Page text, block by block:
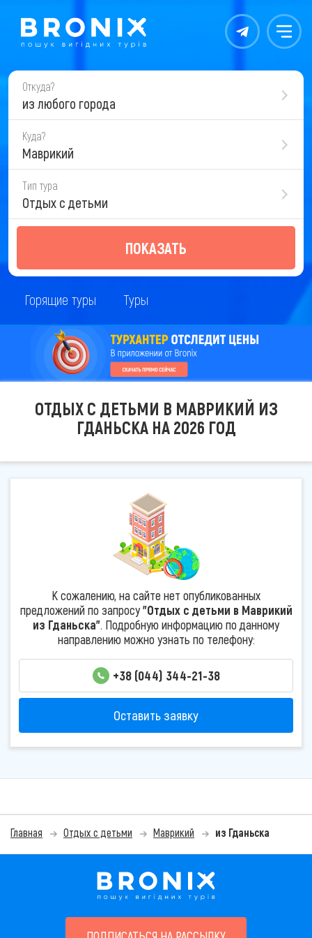
Контакты Меню
Откуда?
из любого города
Куда?
Маврикий
Тип тура
Отдых с детьми
ПОКАЗАТЬ
Горящие туры Туры
ОТДЫХ С ДЕТЬМИ В МАВРИКИЙ ИЗ
ГДАНЬСКА НА 2026 ГОД
К сожалению, на сайте нет опубликованных
предложений по запросу"Отдых с детьми в Маврикий
из Гданьска". Подробную информацию по данному
направлению можно узнать по телефону:
+38 (044) 344-21-38
Оставить заявку
Главная Отдых с детьми Маврикий из Гданьска